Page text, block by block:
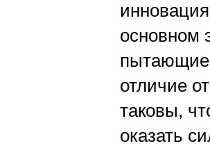
основном
отличие
таковы,
оказать